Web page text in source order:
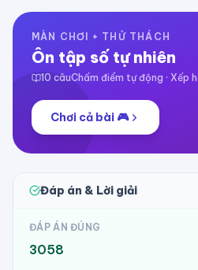
MÀN CHƠI + THỬ THÁCH
Ôn tập số tự nhiên
10 câuChấm điểm tự động · Xếp
Chơi cả bài 🎮
Đáp án & Lời giải
ĐÁP ÁN ĐÚNG
3058